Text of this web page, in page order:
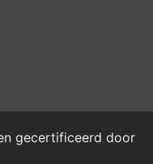
gecertificeerd door